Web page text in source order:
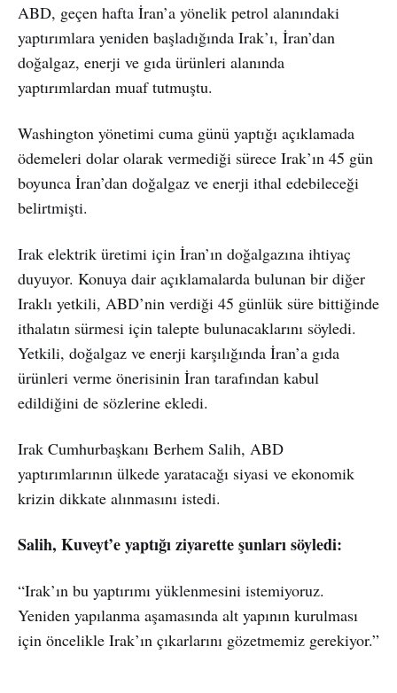
ABD, geçen hafta İran’a yönelik petrol alanındaki
yaptırımlara yeniden başladığında Irak’ı, İran’dan
doğalgaz, enerji ve gıda ürünleri alanında
yaptırımlardan muaf tutmuştu.
Washington yönetimi cuma günü yaptığı açıklamada
ödemeleri dolar olarak vermediği sürece Irak’ın 45 gün
boyunca İran’dan doğalgaz ve enerji ithal edebileceği
belirtmişti.
Irak elektrik üretimi için İran’ın doğalgazına ihtiyaç
duyuyor. Konuya dair açıklamalarda bulunan bir diğer
Iraklı yetkili, ABD’nin verdiği 45 günlük süre bittiğinde
ithalatın sürmesi için talepte bulunacaklarını söyledi.
Yetkili, doğalgaz ve enerji karşılığında İran’a gıda
ürünleri verme önerisinin İran tarafından kabul
edildiğini de sözlerine ekledi.
Irak Cumhurbaşkanı Berhem Salih, ABD
yaptırımlarının ülkede yaratacağı siyasi ve ekonomik
krizin dikkate alınmasını istedi.
Salih, Kuveyt’e yaptığı ziyarette şunları söyledi:
“Irak’ın bu yaptırımı yüklenmesini istemiyoruz.
Yeniden yapılanma aşamasında alt yapının kurulması
için öncelikle Irak’ın çıkarlarını gözetmemiz gerekiyor.”